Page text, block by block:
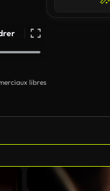
libres